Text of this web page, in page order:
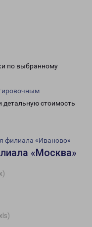
по выбранному
детальную стоимость
филиала «Иваново»
«Москва»